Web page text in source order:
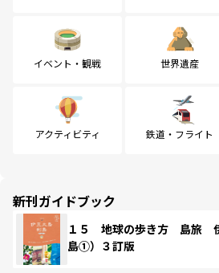
イベント・観戦 世界遺産
アクティビティ 鉄道・フライト
新刊ガイドブック
１５ 地球の歩き方 島旅
島①）３訂版